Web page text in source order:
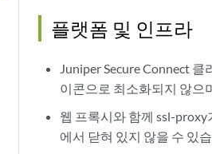
플랫폼 및 인프라
Juniper Secure Connect
이콘으로 최소화되지 않으
웹 프록시와 함께 ssl-
에서 닫혀 있지 않을 수 있